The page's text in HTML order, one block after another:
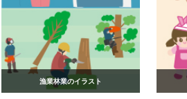
漁業林業のイラスト